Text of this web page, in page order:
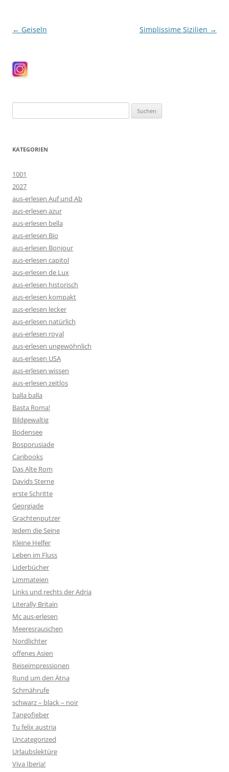
Beitragsnavigation
← Geiseln Simplissime Sizilien →
nach:
KATEGORIEN
1001
2027
aus-erlesen Auf und Ab
aus-erlesen azur
aus-erlesen bella
aus-erlesen Bio
aus-erlesen Bonjour
aus-erlesen capitol
aus-erlesen de Lux
aus-erlesen historisch
aus-erlesen kompakt
aus-erlesen lecker
aus-erlesen natürlich
aus-erlesen royal
aus-erlesen ungewöhnlich
aus-erlesen USA
aus-erlesen wissen
aus-erlesen zeitlos
balla balla
Basta Roma!
Bildgewaltig
Bodensee
Bosporusiade
Caribooks
Das Alte Rom
Davids Sterne
erste Schritte
Georgiade
Grachtenputzer
Jedem die Seine
Kleine Helfer
Leben im Fluss
Liderbücher
Limmateien
Links und rechts der Adria
Literally Britain
Mc aus-erlesen
Meeresrauschen
Nordlichter
offenes Asien
Reiseimpressionen
Rund um den Ätna
Schmährufe
schwarz – black – noir
Tangofieber
Tu felix austria
Uncategorized
Urlaubslektüre
Viva Iberia!